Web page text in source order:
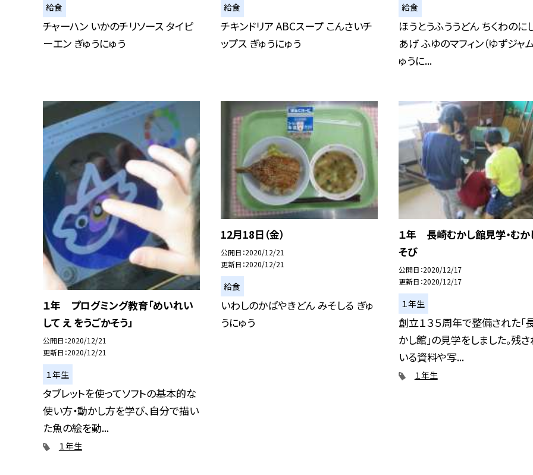
給食
チャーハン いかのチリソース タイピ
ーエン ぎゅうにゅう
給食
チキンドリア ABCスープ こんさいチ
ップス ぎゅうにゅう
給食
ほうとうふううどん ちくわのに
あげ ふゆのマフィン（ゆずジャ
ゅうに...
１年 プログミング教育「めいれい
して え をうごかそう」
公開日 2020/12/21
更新日 2020/12/21
１年生
タブレットを使ってソフトの基本的な
使い方・動かし方を学び、自分で描い
た魚の絵を動...
１年生
12月18日（金）
公開日 2020/12/21
更新日 2020/12/21
給食
いわしのかばやきどん みそしる ぎゅ
うにゅう
１年 長崎むかし館見学・むか
そび
公開日 2020/12/17
更新日 2020/12/17
１年生
創立１３５周年で整備された「
かし館」の見学をしました。残
いる資料や写...
１年生